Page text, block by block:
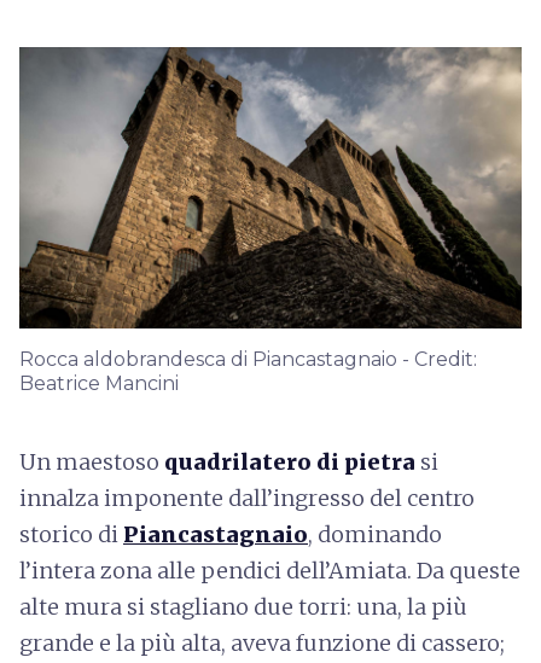
Rocca aldobrandesca di Piancastagnaio - Credit:
Beatrice Mancini
Un maestoso quadrilatero di pietra si
innalza imponente dall’ingresso del centro
storico di Piancastagnaio, dominando
l’intera zona alle pendici dell’Amiata. Da queste
alte mura si stagliano due torri: una, la più
grande e la più alta, aveva funzione di cassero;